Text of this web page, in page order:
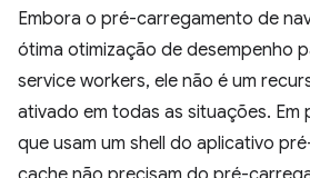
Embora o pré-carregamento de
ótima otimização de desempenho
service workers, ele não é um
ativado em todas as situações. Em
que usam um shell do aplicativo